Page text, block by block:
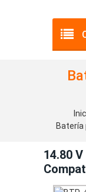
Batería
14.80